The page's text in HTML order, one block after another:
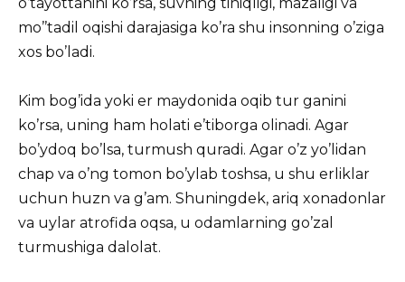
mo’’tadil oqishi darajasiga ko’ra shu insonning o’ziga
xos bo’ladi.
Kim bog’ida yoki er maydonida oqib tur ganini
ko’rsa, uning ham holati e’tiborga olinadi. Agar
bo’ydoq bo’lsa, turmush quradi. Agar o’z yo’lidan
chap va o’ng tomon bo’ylab toshsa, u shu erliklar
uchun huzn va g’am. Shuningdek, ariq xonadonlar
va uylar atrofida oqsa, u odamlarning go’zal
turmushiga dalolat.